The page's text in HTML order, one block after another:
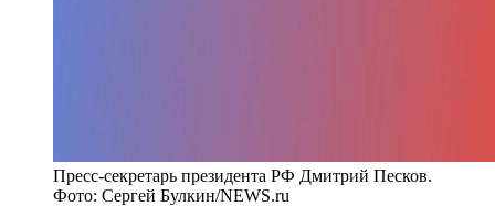
Пресс-секретарь президента РФ Дмитрий Песков.
Фото: Сергей Булкин/NEWS.ru